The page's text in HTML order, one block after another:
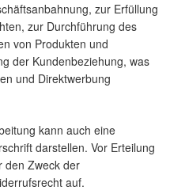
zur Erfüllung
zur Durchführung des
von Produkten und
der Kundenbeziehung, was
und Direktwerbung
kann auch eine
darstellen. Vor Erteilung
den Zweck der
auf.